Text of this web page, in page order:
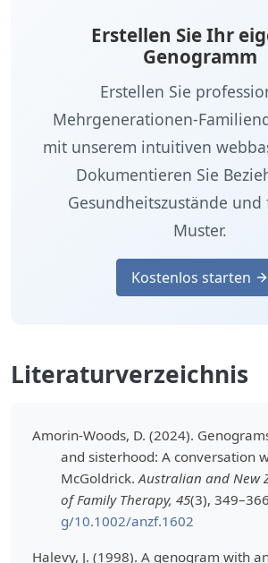
Erstellen Sie Ihr
Genogramm
Erstellen Sie
Mehrgenerationen-
mit unserem intuitiven
Dokumentieren Sie
Gesundheitszustände
Muster.
Kostenlos starten
Literaturverzeichnis
Amorin-Woods, D. (2024).
and sisterhood: A conversation
McGoldrick. Australian and New
of Family Therapy, 45(3),
g/10.1002/anzf.1602
Halevy, J. (1998). A genogram with